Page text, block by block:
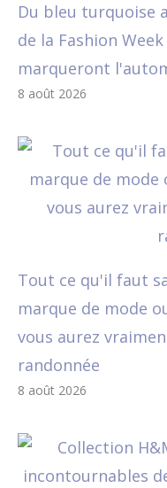
Du bleu turquoise
de la Fashion
marqueront
8 août 2026
Tout ce qu'il faut
marque de mode
vous aurez
randonnée
8 août 2026